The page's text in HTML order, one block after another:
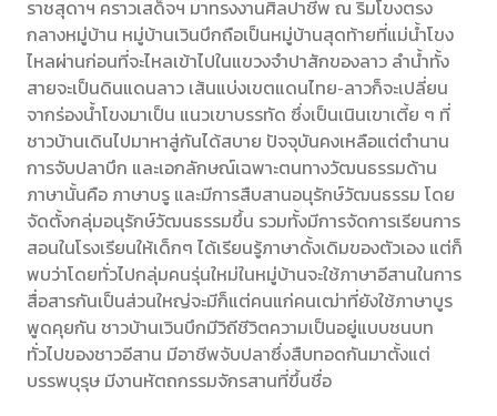
ราชสุดาฯ คราวเสด็จฯ มาทรงงานศิลปาชีพ ณ ริมโขงตรง
กลางหมู่บ้าน หมู่บ้านเวินบึกถือเป็นหมู่บ้านสุดท้ายที่แม่น้ำโขง
ไหลผ่านก่อนที่จะไหลเข้าไปในแขวงจำปาสักของลาว ลำน้ำทั้ง
สายจะเป็นดินแดนลาว เส้นแบ่งเขตแดนไทย-ลาวก็จะเปลี่ยน
จากร่องน้ำโขงมาเป็น แนวเขาบรรทัด ซึ่งเป็นเนินเขาเตี้ย ๆ ที่
ชาวบ้านเดินไปมาหาสู่กันได้สบาย ปัจจุบันคงเหลือแต่ตำนาน
การจับปลาบึก และเอกลักษณ์เฉพาะตนทางวัฒนธรรมด้าน
ภาษานั้นคือ ภาษาบรู และมีการสืบสานอนุรักษ์วัฒนธรรม โดย
จัดตั้งกลุ่มอนุรักษ์วัฒนธรรมขึ้น รวมทั้งมีการจัดการเรียนการ
สอนในโรงเรียนให้เด็กๆ ได้เรียนรู้ภาษาดั้งเดิมของตัวเอง แต่ก็
พบว่าโดยทั่วไปกลุ่มคนรุ่นใหม่ในหมู่บ้านจะใช้ภาษาอีสานในการ
สื่อสารกันเป็นส่วนใหญ่จะมีก็แต่คนแก่คนเฒ่าที่ยังใช้ภาษาบูร
พูดคุยกัน ชาวบ้านเวินบึกมีวิถีชีวิตความเป็นอยู่แบบชนบท
ทั่วไปของชาวอีสาน มีอาชีพจับปลาซึ่งสืบทอดกันมาตั้งแต่
บรรพบุรุษ มีงานหัตถกรรมจักรสานที่ขึ้นชื่อ